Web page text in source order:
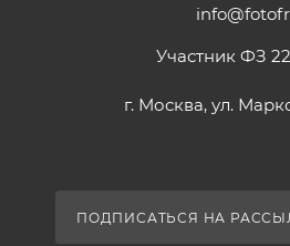
Участник ФЗ
г. Москва, ул.
ПОДПИСАТЬСЯ НА